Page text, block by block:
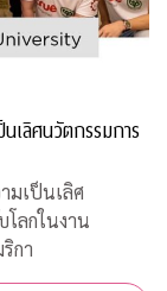
เลิศนวัตกรรมการ
มเป็นเลิศ
โลกในงาน
กา